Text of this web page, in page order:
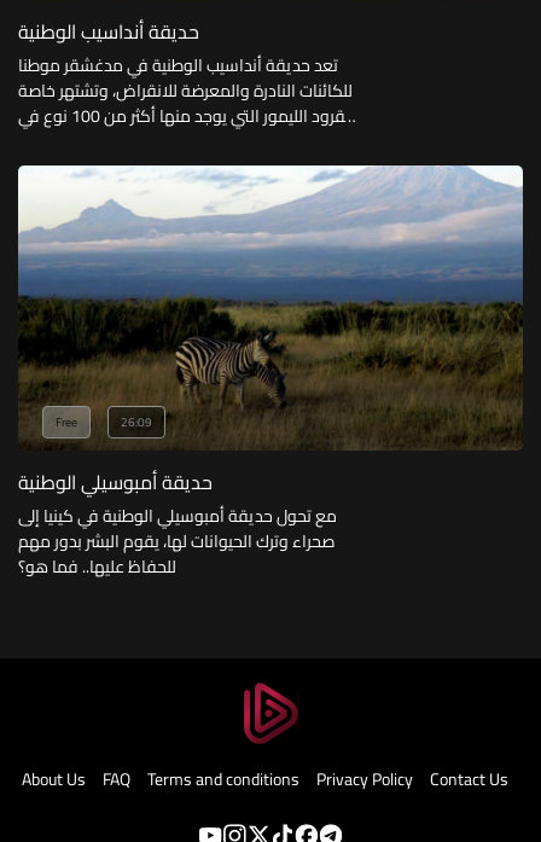
حديقة أنداسيب الوطنية
تعد حديقة أنداسيب الوطنية في مدغشقر موطنا
للكائنات النادرة والمعرضة للانقراض، وتشتهر خاصة
بقرود الليمور التي يوجد منها أكثر من 100 نوع في
Free 26:09
حديقة أمبوسيلي الوطنية
مع تحول حديقة أمبوسيلي الوطنية في كينيا إلى
صحراء وترك الحيوانات لها، يقوم البشر بدور مهم
للحفاظ عليها.. فما هو؟
About Us FAQ Terms and conditions Privacy Policy Contact Us